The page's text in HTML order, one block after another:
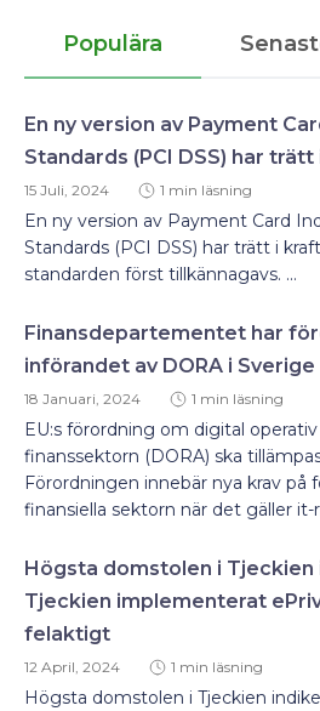
Populära
En ny version av Payment
Standards (PCI DSS) har
15 Juli, 2024 1 min läsning
En ny version av Payment Card
Standards (PCI DSS) har trätt i
standarden först tillkännagavs. ...
Finansdepartementet har
införandet av DORA i Sverige
18 Januari, 2024 1 min läsning
EU:s förordning om digital
finanssektorn (DORA) ska
Förordningen innebär nya krav på
finansiella sektorn när det gäller it-
Högsta domstolen i
Tjeckien implementerat
felaktigt
12 April, 2024 1 min läsning
Högsta domstolen i Tjeckien